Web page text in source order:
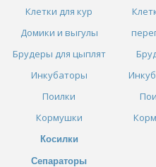
Клетки для кур
Домики и выгулы
Брудеры для цыплят
Инкубаторы
Поилки
Кормушки
Косилки
Сепараторы